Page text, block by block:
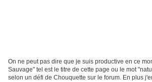
On ne peut pas dire que je suis productive en ce
Sauvage" tel est le titre de cette page ou le mot
selon un défi de Chouquette sur le forum. En plus